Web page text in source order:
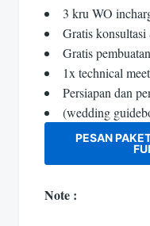
3 kru WO
Gratis
Gratis
1x technical
Persiapan dan
(wedding
PESAN
Note :